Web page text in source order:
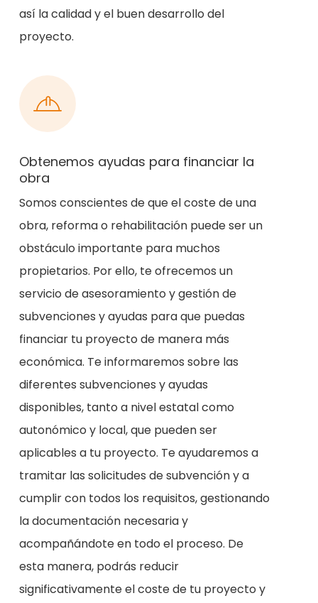
así la calidad y el buen desarrollo del
proyecto.
Obtenemos ayudas para financiar la
obra
Somos conscientes de que el coste de una
obra, reforma o rehabilitación puede ser un
obstáculo importante para muchos
propietarios. Por ello, te ofrecemos un
servicio de asesoramiento y gestión de
subvenciones y ayudas para que puedas
financiar tu proyecto de manera más
económica. Te informaremos sobre las
diferentes subvenciones y ayudas
disponibles, tanto a nivel estatal como
autonómico y local, que pueden ser
aplicables a tu proyecto. Te ayudaremos a
tramitar las solicitudes de subvención y a
cumplir con todos los requisitos, gestionando
la documentación necesaria y
acompañándote en todo el proceso. De
esta manera, podrás reducir
significativamente el coste de tu proyecto y